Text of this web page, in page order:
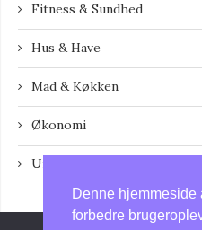
Fitness & Sundhed
Hus & Have
Mad & Køkken
Økonomi
Uncategorized
Denne hjemmeside
forbedre